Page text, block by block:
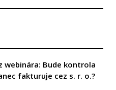
webinára: Bude kontrola
fakturuje cez s. r. o.?